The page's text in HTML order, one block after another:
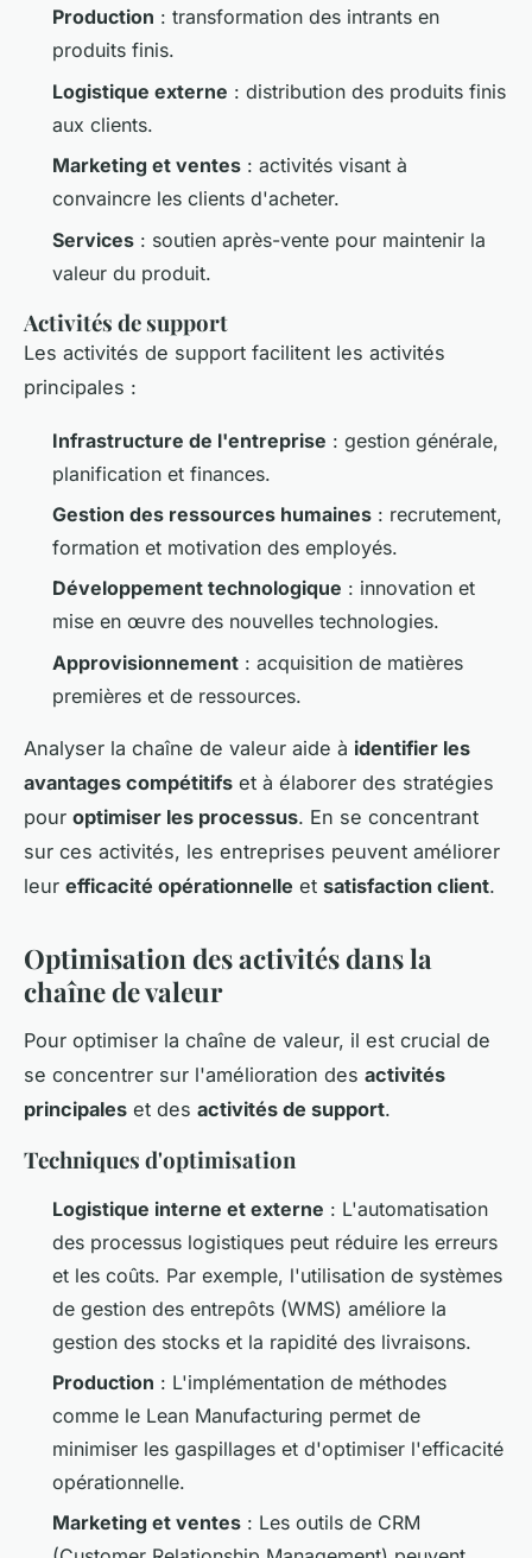
Production : transformation des intrants en
produits finis.
Logistique externe : distribution des produits finis
aux clients.
Marketing et ventes : activités visant à
convaincre les clients d'acheter.
Services : soutien après-vente pour maintenir la
valeur du produit.
Activités de support
Les activités de support facilitent les activités
principales :
Infrastructure de l'entreprise : gestion générale,
planification et finances.
Gestion des ressources humaines : recrutement,
formation et motivation des employés.
Développement technologique : innovation et
mise en œuvre des nouvelles technologies.
Approvisionnement : acquisition de matières
premières et de ressources.
Analyser la chaîne de valeur aide à identifier les
avantages compétitifs et à élaborer des stratégies
pour optimiser les processus. En se concentrant
sur ces activités, les entreprises peuvent améliorer
leur efficacité opérationnelle et satisfaction client.
Optimisation des activités dans la
chaîne de valeur
Pour optimiser la chaîne de valeur, il est crucial de
se concentrer sur l'amélioration des activités
principales et des activités de support.
Techniques d'optimisation
Logistique interne et externe : L'automatisation
des processus logistiques peut réduire les erreurs
et les coûts. Par exemple, l'utilisation de systèmes
de gestion des entrepôts (WMS) améliore la
gestion des stocks et la rapidité des livraisons.
Production : L'implémentation de méthodes
comme le Lean Manufacturing permet de
minimiser les gaspillages et d'optimiser l'efficacité
opérationnelle.
Marketing et ventes : Les outils de CRM